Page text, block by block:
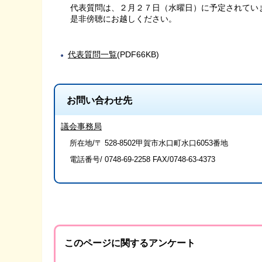
代表質問は、２月２７日（水曜日）に予定されてい
是非傍聴にお越しください。
代表質問一覧(PDF66KB)
お問い合わせ先
議会事務局
所在地/〒 528-8502甲賀市水口町水口6053番地
電話番号/ 0748-69-2258 FAX/0748-63-4373
このページに関するアンケート